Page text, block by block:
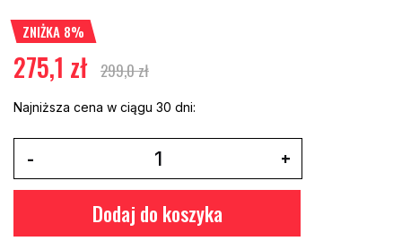
ZNIŻKA 8%
275,1 zł 299,0 zł
Najniższa cena w ciągu 30 dni:
Dodaj do koszyka